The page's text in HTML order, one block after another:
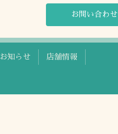
お問い合わせ
お知らせ 店舗情報